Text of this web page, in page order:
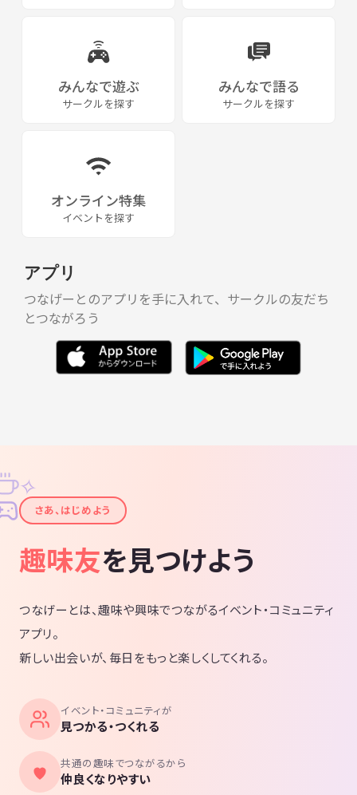
みんなで遊ぶ
サークルを探す
みんなで語る
サークルを探す
オンライン特集
イベントを探す
アプリ
つなげーとのアプリを手に入れて、サークルの友だち
とつながろう
✦
✧
さあ、はじめよう
趣味友を見つけよう
つなげーとは、趣味や興味でつながるイベント・コミュニティ
アプリ。
新しい出会いが、毎日をもっと楽しくしてくれる。
イベント・コミュニティが
見つかる・つくれる
共通の趣味でつながるから
仲良くなりやすい